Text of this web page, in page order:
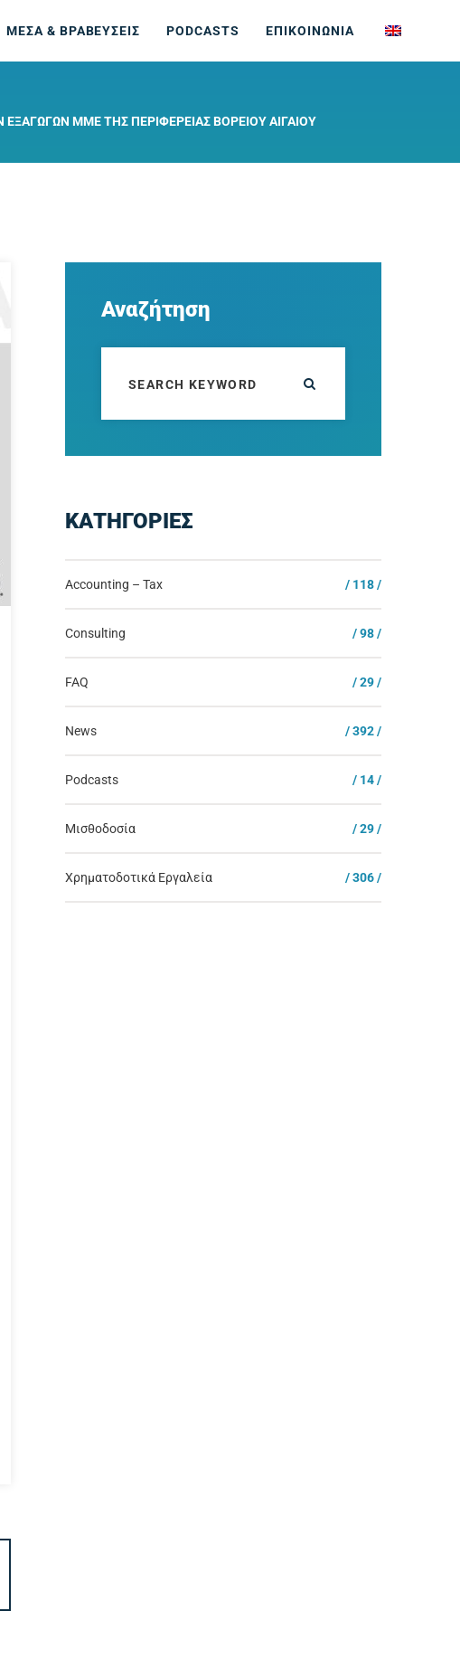
ΜΕΣΑ & ΒΡΑΒΕΥΣΕΙΣ PODCASTS ΕΠΙΚΟΙΝΩΝΙΑ
ΜΜΕ ΤΗΣ ΠΕΡΙΦΈΡΕΙΑΣ ΒΟΡΕΊΟΥ ΑΙΓΑΊΟΥ
Αναζήτηση
ΚΑΤΗΓΟΡΙΕΣ
Accounting – Tax / 118 /
Consulting / 98 /
FAQ / 29 /
News / 392 /
Podcasts / 14 /
Μισθοδοσία / 29 /
Χρηματοδοτικά Εργαλεία / 306 /